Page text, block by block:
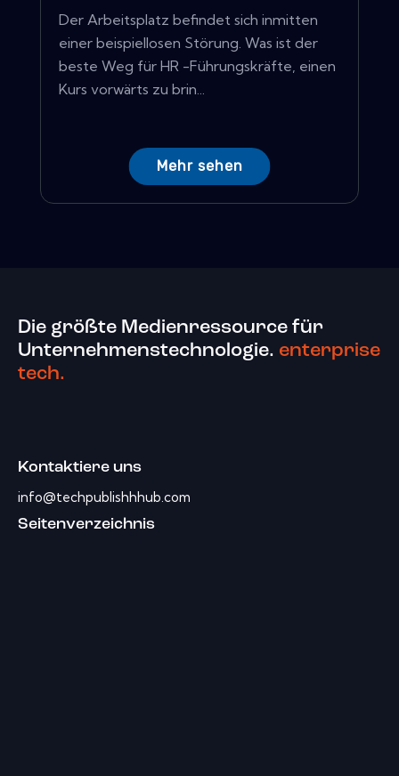
Der Arbeitsplatz befindet sich inmitten
einer beispiellosen Störung. Was ist der
beste Weg für HR -Führungskräfte, einen
Kurs vorwärts zu brin...
Mehr sehen
Die größte Medienressource für
Unternehmenstechnologie. enterprise
tech.
Kontaktiere uns
info@techpublishhhub.com
Seitenverzeichnis